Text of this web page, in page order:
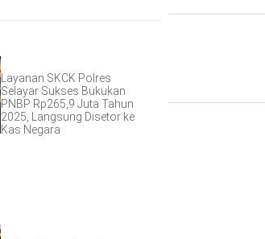
Layanan SKCK Polres
Selayar Sukses Bukukan
PNBP Rp265,9 Juta Tahun
2025, Langsung Disetor ke
Kas Negara